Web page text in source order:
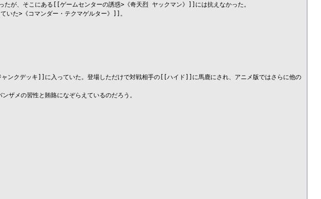
が、そこにある[[ゲームセンターの誘惑>《奇天烈 ヤックマン》]]には抗えなかった。
いた>《コマンダー・テクマゲルター》]]。
クデッキ]]に入っていた。登場しただけで対戦相手の[[ハイド]]に馬鹿にされ、アニメ版ではさらに他の
メの習性と賄賂になぞらえているのだろう。